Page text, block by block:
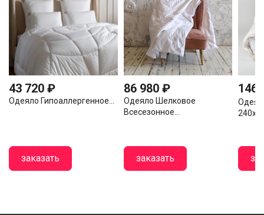
43 720 ₽
Одеяло Гипоаллергенное...
заказать
86 980 ₽
Одеяло Шелковое
Всесезонное...
заказать
146